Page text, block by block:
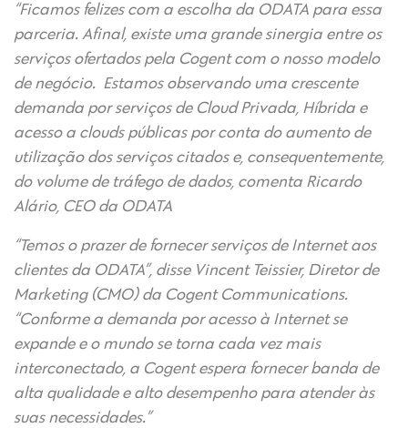
“Ficamos felizes com a escolha da ODATA para essa
parceria. Afinal, existe uma grande sinergia entre os
serviços ofertados pela Cogent com o nosso modelo
de negócio. Estamos observando uma crescente
demanda por serviços de Cloud Privada, Híbrida e
acesso a clouds públicas por conta do aumento de
utilização dos serviços citados e, consequentemente,
do volume de tráfego de dados, comenta Ricardo
Alário, CEO da ODATA
“Temos o prazer de fornecer serviços de Internet aos
clientes da ODATA”, disse Vincent Teissier, Diretor de
Marketing (CMO) da Cogent Communications.
“Conforme a demanda por acesso à Internet se
expande e o mundo se torna cada vez mais
interconectado, a Cogent espera fornecer banda de
alta qualidade e alto desempenho para atender às
suas necessidades.”